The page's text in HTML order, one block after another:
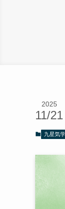
2025
11/21
九星気